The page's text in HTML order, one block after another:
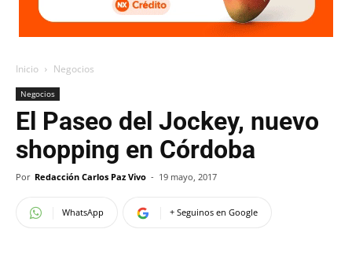
Inicio Negocios
Negocios
El Paseo del Jockey, nuevo
shopping en Córdoba
Por Redacción Carlos Paz Vivo - 19 mayo, 2017
WhatsApp + Seguinos en Google